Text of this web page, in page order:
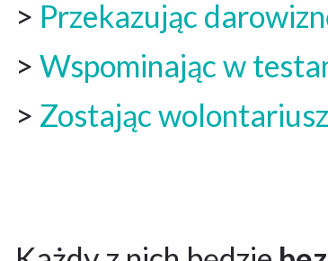
> Przekazując
>Wspominając w
> Zostając